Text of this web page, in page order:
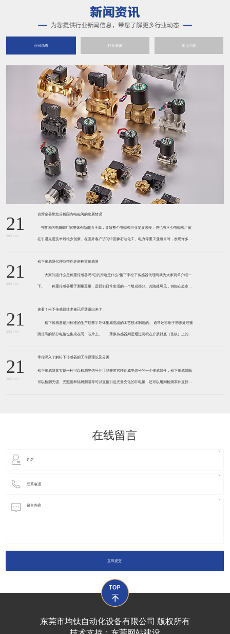
公司动态 行业资讯 常见问题
21
2021-01
台湾金器带您分析国内电磁阀的发展情况
​ 当前国内电磁阀厂家整体创新能力不高，导致整个电磁阀行业发展缓慢，但也有不少电磁阀厂家
在引进先进技术后很少创新。在国外客户访问中国像石油化工、电力等重工业项目时，发现许多项
21
2021-01
松下传感器代理商带你走进称重传感器
大家知道什么是称重传感器吗?它的用途是什么?接下来松下传感器代理商就为大家简单介绍一
下。 称重传感器用于测量重量，是我们日常生活的一个组成部分。其随处可见，例如在超市柜
带有应变片的弹性体组成。弹性体通常由钢
21
2021-01
速看！松下传感器技术被已经透露出来了！
松下传感器是用标准的生产硅基半导体集成电路的工艺技术制造的。 通常还将用于初步处理被
测信号的部分电路也集成在同一芯片上。 薄膜传感器则是通过沉积在介质衬底（基板）上的，
器是利用相应材料的浆料，涂覆在陶瓷基片上
21
2021-01
带你深入了解松下传感器的工作原理以及分类
松下传感器其实是一种可以检测光信号并且能够将它转化成电信号的一个传感器件，松下传感器既
可以检测光强、光照度和辐射测温等可以直接引起光量变化的非电量，还可以用到检测零件直径、
在线留言
立即提交
东莞市均钛自动化设备有限公司 版权所有